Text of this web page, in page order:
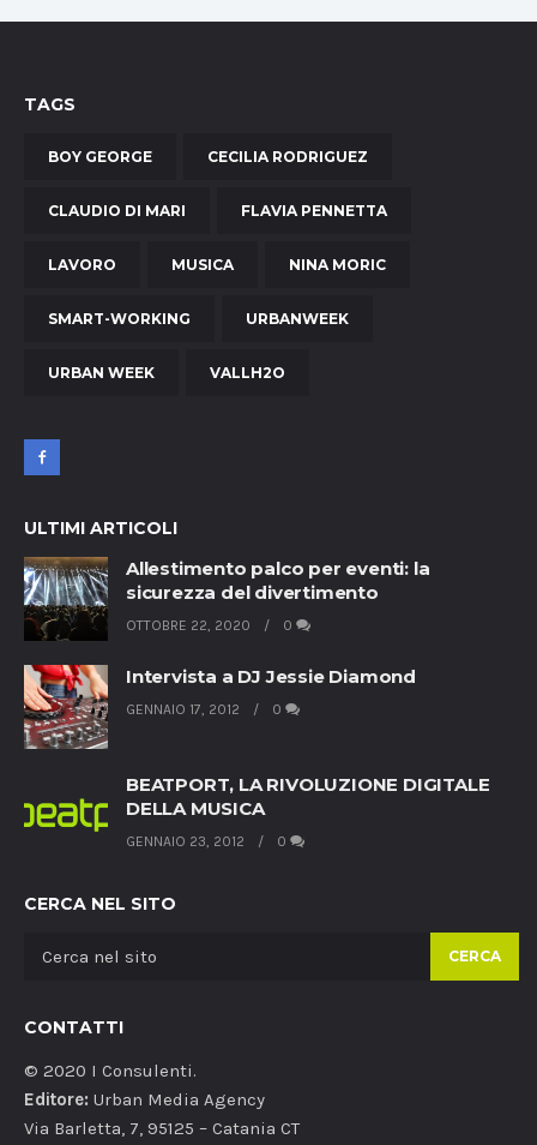
TAGS
BOY GEORGE CECILIA RODRIGUEZ
CLAUDIO DI MARI FLAVIA PENNETTA
LAVORO MUSICA NINA MORIC
SMART-WORKING URBANWEEK
URBAN WEEK VALLH2O
ULTIMI ARTICOLI
Allestimento palco per eventi: la
sicurezza del divertimento
OTTOBRE 22, 2020 0
Intervista a DJ Jessie Diamond
GENNAIO 17, 2012 0
BEATPORT, LA RIVOLUZIONE DIGITALE
DELLA MUSICA
GENNAIO 23, 2012 0
CERCA NEL SITO
CERCA
CONTATTI
© 2020 I Consulenti.
Editore: Urban Media Agency
Via Barletta, 7, 95125 – Catania CT